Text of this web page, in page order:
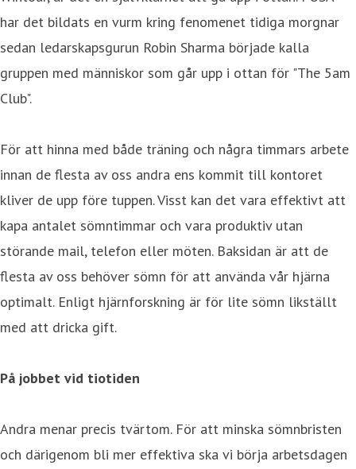
har det bildats en vurm kring fenomenet tidiga morgnar
sedan ledarskapsgurun Robin Sharma började kalla
gruppen med människor som går upp i ottan för "The 5am
Club".
För att hinna med både träning och några timmars arbete
innan de flesta av oss andra ens kommit till kontoret
kliver de upp före tuppen. Visst kan det vara effektivt att
kapa antalet sömntimmar och vara produktiv utan
störande mail, telefon eller möten. Baksidan är att de
flesta av oss behöver sömn för att använda vår hjärna
optimalt. Enligt hjärnforskning är för lite sömn likställt
med att dricka gift.
På jobbet vid tiotiden
Andra menar precis tvärtom. För att minska sömnbristen
och därigenom bli mer effektiva ska vi börja arbetsdagen